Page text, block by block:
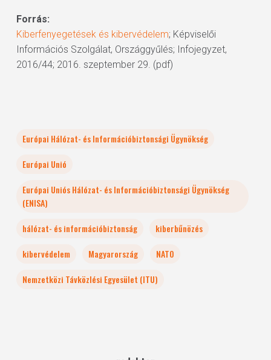
Forrás:
Kiberfenyegetések és kibervédelem; Képviselői
Információs Szolgálat, Országgyűlés; Infojegyzet,
2016/44; 2016. szeptember 29. (pdf)
Európai Hálózat- és Információbiztonsági Ügynökség
Európai Unió
Európai Uniós Hálózat- és Információbiztonsági Ügynökség
(ENISA)
hálózat- és információbiztonság
kiberbűnözés
kibervédelem
Magyarország
NATO
Nemzetközi Távközlési Egyesület (ITU)